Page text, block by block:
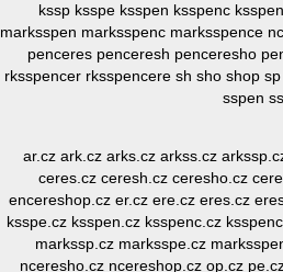
kssp ksspe ksspen ksspenc
marksspen marksspenc marksspence
penceres penceresh penceresho
rksspencer rksspencere sh sho shop
sspen
ar.cz ark.cz arks.cz arkss.cz
ceres.cz ceresh.cz ceresho.cz
encereshop.cz er.cz ere.cz eres.cz
ksspe.cz ksspen.cz ksspenc.cz
markssp.cz marksspe.cz
nceresho.cz ncereshop.cz op.cz